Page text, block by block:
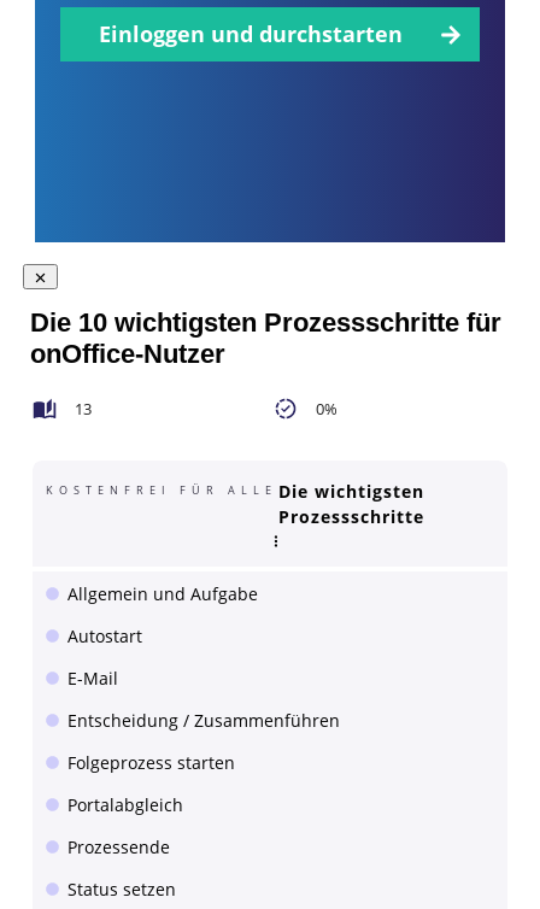
Einloggen und durchstarten
Die 10 wichtigsten Prozessschritte für
onOffice-Nutzer
13 0%
KOSTENFREI FÜR ALLE Die wichtigsten
Prozessschritte
Allgemein und Aufgabe
Autostart
E-Mail
Entscheidung / Zusammenführen
Folgeprozess starten
Portalabgleich
Prozessende
Status setzen